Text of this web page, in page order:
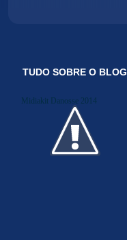
TUDO SOBRE O BLOG
Midiakit Danosse 2014